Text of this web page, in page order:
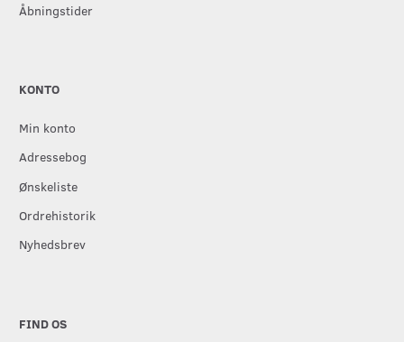
Åbningstider
KONTO
Min konto
Adressebog
Ønskeliste
Ordrehistorik
Nyhedsbrev
FIND OS